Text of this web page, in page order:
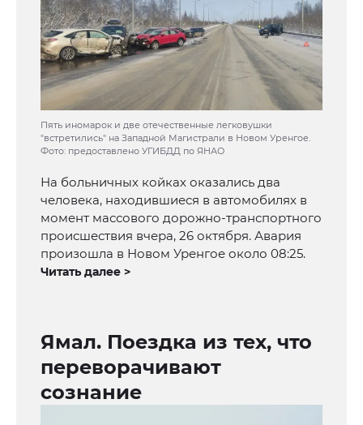
Пять иномарок и две отечественные легковушки
"встретились" на Западной Магистрали в Новом Уренгое.
Фото: предоставлено УГИБДД по ЯНАО
На больничных койках оказались два
человека, находившиеся в автомобилях в
момент массового дорожно-транспортного
происшествия вчера, 26 октября. Авария
произошла в Новом Уренгое около 08:25.
Читать далее >
Ямал. Поездка из тех, что
переворачивают
сознание